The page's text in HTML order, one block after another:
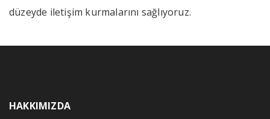
düzeyde iletişim kurmalarını sağlıyoruz.
HAKKIMIZDA